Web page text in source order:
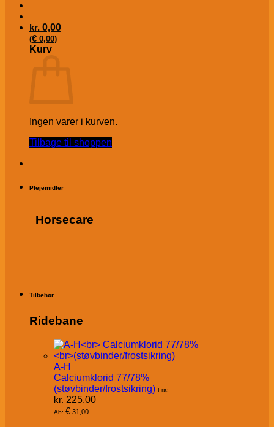
kr. 0,00
(€ 0,00)
Kurv
Ingen varer i kurven.
Tilbage til shoppen
Plejemidler
Horsecare
Tilbehør
Ridebane
A-H
Calciumklorid 77/78%
(støvbinder/frostsikring) Fra:
kr. 225,00
Ab: € 31,00